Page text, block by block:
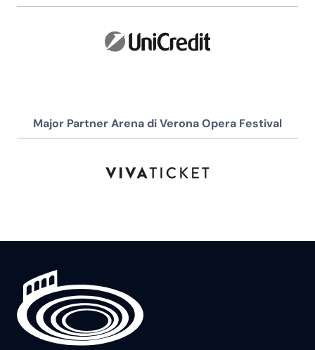
Major Partner Arena di Verona Opera Festival